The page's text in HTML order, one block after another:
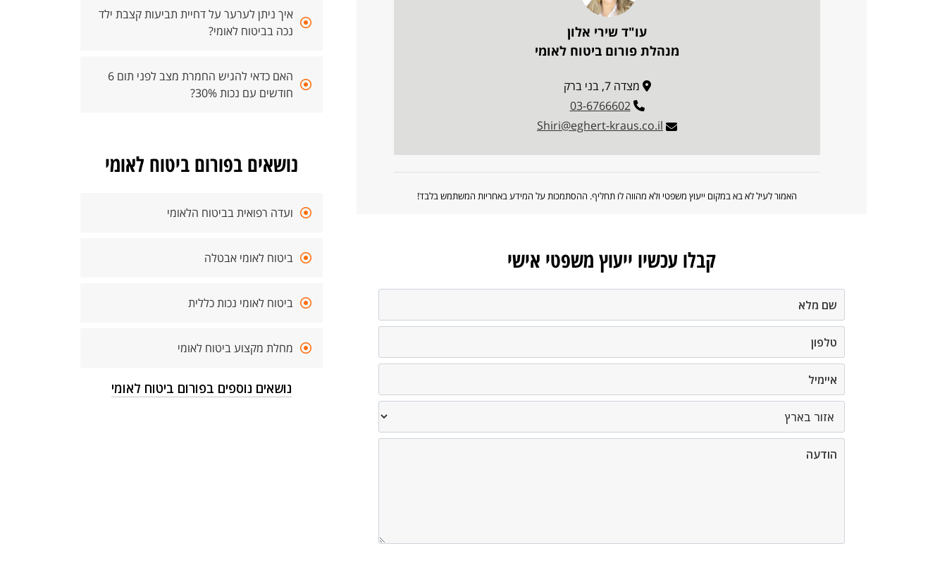
עו"ד שירי אלון
מנהלת פורום ביטוח לאומי
מצדה 7, בני ברק
03-6766602
Shiri@eghert-kraus.co.il
האמור לעיל לא בא במקום ייעוץ משפטי ולא מהווה לו תחליף. ההסתמכות על המידע באחריות המשתמש בלבד!
קבלו עכשיו ייעוץ משפטי אישי
איך ניתן לערער על דחיית תביעות קצבת ילד
נכה בביטוח לאומי?
האם כדאי להגיש החמרת מצב לפני תום 6
חודשים עם נכות 30%?
נושאים בפורום ביטוח לאומי
ועדה רפואית בביטוח הלאומי
ביטוח לאומי אבטלה
ביטוח לאומי נכות כללית
מחלת מקצוע ביטוח לאומי
נושאים נוספים בפורום ביטוח לאומי